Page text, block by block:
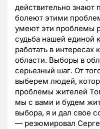
действительно
болеют этими
умеют эти проблемы
судьба нашей единой
работать в
области. Выборы в
серьезный шаг. От
выберем людей,
проблемы жителей
мы с вами и будем
выбора, я и дал свое
— резюмировал